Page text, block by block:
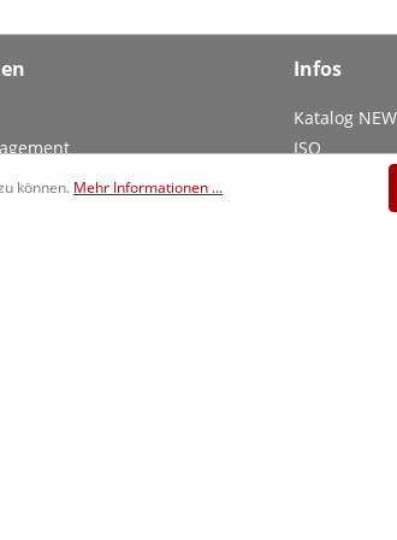
Infos
Katalog
ISO
Datenschutz
können. Mehr Informationen ...